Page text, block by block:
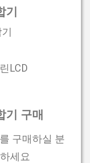
LCD
기 구매
구매하실 분
세요